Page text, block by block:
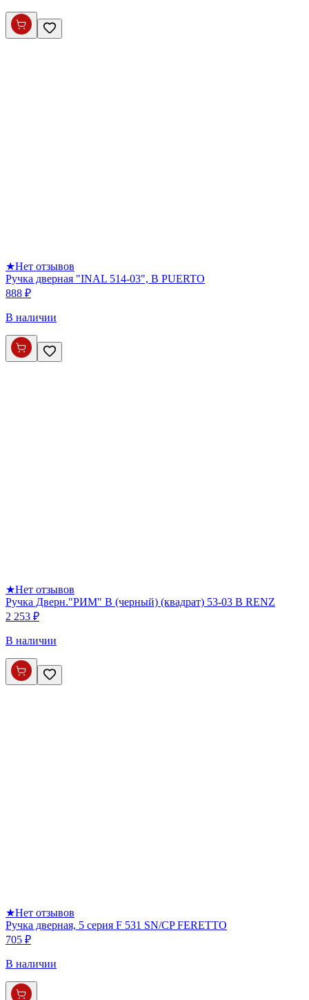
★Нет отзывов
Ручка дверная "INAL 514-03", B PUERTO
888 ₽
В наличии
★Нет отзывов
Ручка Дверн."РИМ" B (черный) (квадрат) 53-03 В RENZ
2 253 ₽
В наличии
★Нет отзывов
Ручка дверная, 5 серия F 531 SN/CP FERETTO
705 ₽
В наличии